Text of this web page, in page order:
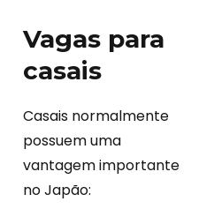
Vagas para
casais
Casais normalmente
possuem uma
vantagem importante
no Japão: